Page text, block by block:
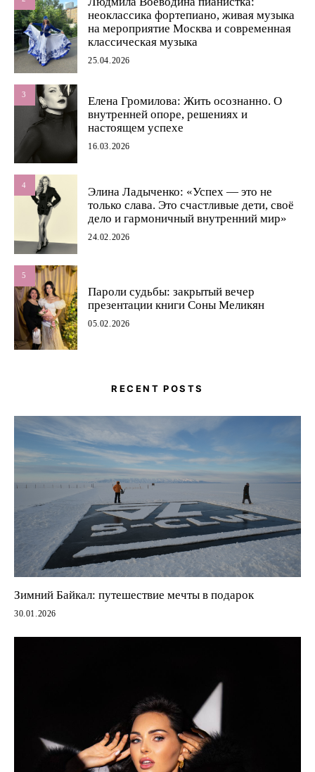
неоклассика фортепиано, живая музыка
на мероприятие Москва и современная
классическая музыка
25.04.2026
3
Елена Громилова: Жить осознанно. О
внутренней опоре, решениях и
настоящем успехе
16.03.2026
4
Элина Ладыченко: «Успех — это не
только слава. Это счастливые дети, своё
дело и гармоничный внутренний мир»
24.02.2026
5
Пароли судьбы: закрытый вечер
презентации книги Соны Меликян
05.02.2026
RECENT POSTS
Зимний Байкал: путешествие мечты в подарок
30.01.2026